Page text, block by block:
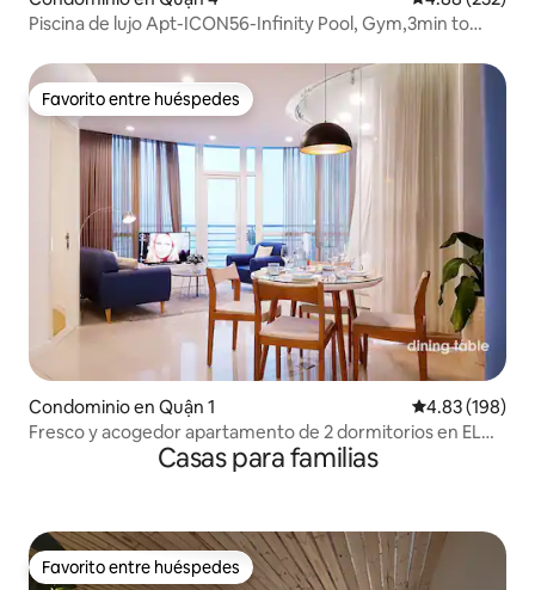
Piscina de lujo Apt-ICON56-Infinity Pool, Gym,3min to
Favorito entre huéspedes
Favorito entre huéspedes
Condominio en Quận 1 Calificación
4.83 (198)
Fresco y acogedor apartamento de 2 dormitorios en EL
CORAZÓN de HCMCityCasas para familias
Favorito entre huéspedes
Favorito entre huéspedes